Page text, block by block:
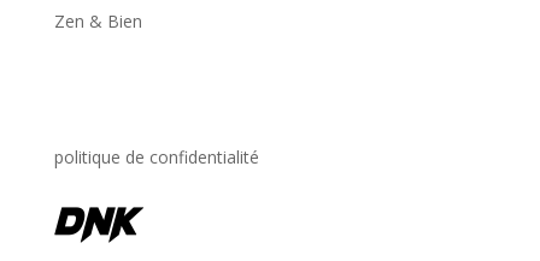
Zen & Bien
politique de confidentialité